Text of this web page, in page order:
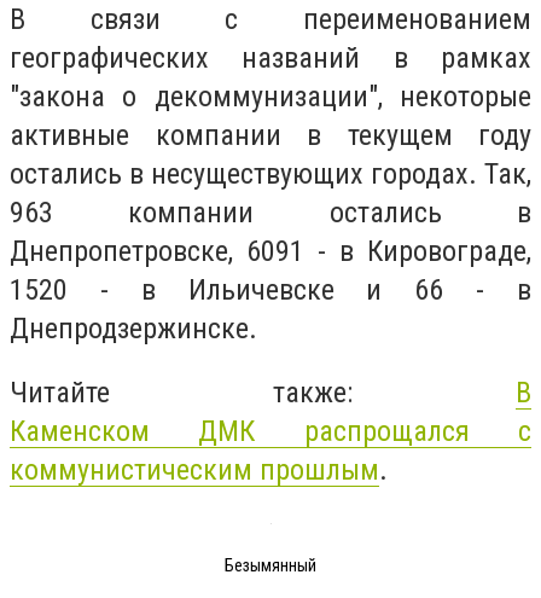
В связи с переименованием
географических названий в рамках
"закона о декоммунизации", некоторые
активные компании в текущем году
остались в несуществующих городах. Так,
963 компании остались в
Днепропетровске, 6091 - в Кировограде,
1520 - в Ильичевске и 66 - в
Днепродзержинске.
Читайте также: В
Каменском ДМК распрощался с
коммунистическим прошлым.
Безымянный